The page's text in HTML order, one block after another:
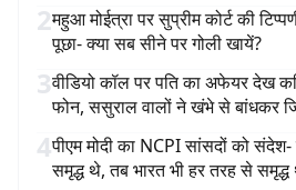
2महुआ मोईत्रा पर सुप्रीम कोर्ट की
पूछा- क्या सब सीने पर गोली खायें?
3वीडियो कॉल पर पति का अफेयर देख
फोन, ससुराल वालों ने खंभे से बांधकर
4पीएम मोदी का NCPI सांसदों को
समृद्ध थे, तब भारत भी हर तरह से समृद्ध